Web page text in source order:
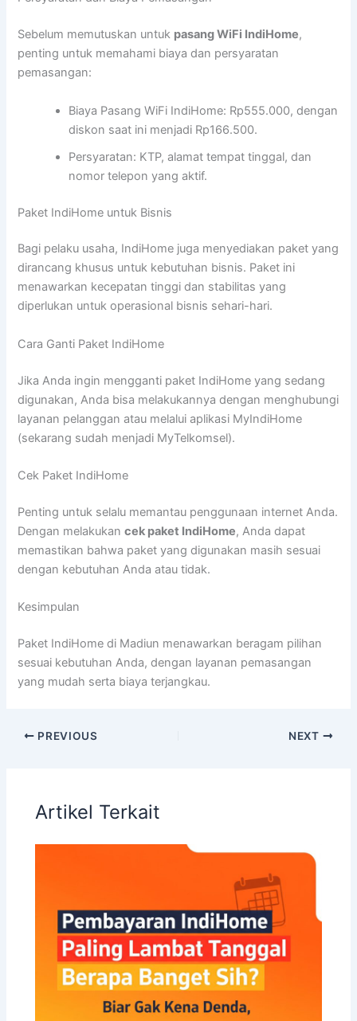
Sebelum memutuskan untuk pasang WiFi IndiHome,
penting untuk memahami biaya dan persyaratan
pemasangan:
Biaya Pasang WiFi IndiHome: Rp555.000, dengan
diskon saat ini menjadi Rp166.500.
Persyaratan: KTP, alamat tempat tinggal, dan
nomor telepon yang aktif.
Paket IndiHome untuk Bisnis
Bagi pelaku usaha, IndiHome juga menyediakan paket yang
dirancang khusus untuk kebutuhan bisnis. Paket ini
menawarkan kecepatan tinggi dan stabilitas yang
diperlukan untuk operasional bisnis sehari-hari.
Cara Ganti Paket IndiHome
Jika Anda ingin mengganti paket IndiHome yang sedang
digunakan, Anda bisa melakukannya dengan menghubungi
layanan pelanggan atau melalui aplikasi MyIndiHome
(sekarang sudah menjadi MyTelkomsel).
Cek Paket IndiHome
Penting untuk selalu memantau penggunaan internet Anda.
Dengan melakukancek paket IndiHome, Anda dapat
memastikan bahwa paket yang digunakan masih sesuai
dengan kebutuhan Anda atau tidak.
Kesimpulan
Paket IndiHome di Madiun menawarkan beragam pilihan
sesuai kebutuhan Anda, dengan layanan pemasangan
yang mudah serta biaya terjangkau.
PREVIOUS NEXT
Artikel Terkait